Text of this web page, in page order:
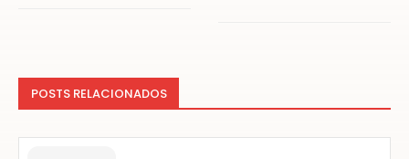
POSTS RELACIONADOS